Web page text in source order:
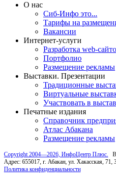
О нас
Сиб-Инфо это...
Тарифы на
Вакансии
Интернет-услуги
Разработка web-
Портфолио
Размещение рекламы
Выставки. Презентации
Традиционные
Виртуальные
Участвовать в
Печатные издания
Справочник
Атлас Абакана
Размещение рекламы
Copyright 2004—2026, ИнфоЦентр Плюс.
Адрес: 655017, г. Абакан, ул. Хакасская,
Политика конфиденциальности